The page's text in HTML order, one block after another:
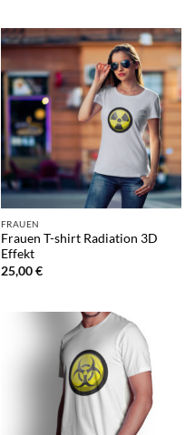
FRAUEN
Frauen T-shirt Radiation 3D
Effekt
25,00€